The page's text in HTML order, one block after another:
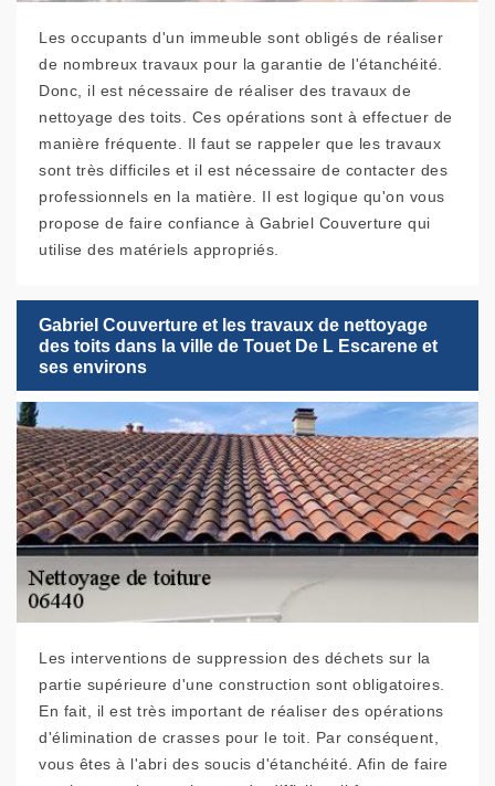
Les occupants d'un immeuble sont obligés de réaliser
de nombreux travaux pour la garantie de l'étanchéité.
Donc, il est nécessaire de réaliser des travaux de
nettoyage des toits. Ces opérations sont à effectuer de
manière fréquente. Il faut se rappeler que les travaux
sont très difficiles et il est nécessaire de contacter des
professionnels en la matière. Il est logique qu'on vous
propose de faire confiance à Gabriel Couverture qui
utilise des matériels appropriés.
Gabriel Couverture et les travaux de nettoyage
des toits dans la ville de Touet De L Escarene et
ses environs
Les interventions de suppression des déchets sur la
partie supérieure d'une construction sont obligatoires.
En fait, il est très important de réaliser des opérations
d'élimination de crasses pour le toit. Par conséquent,
vous êtes à l'abri des soucis d'étanchéité. Afin de faire